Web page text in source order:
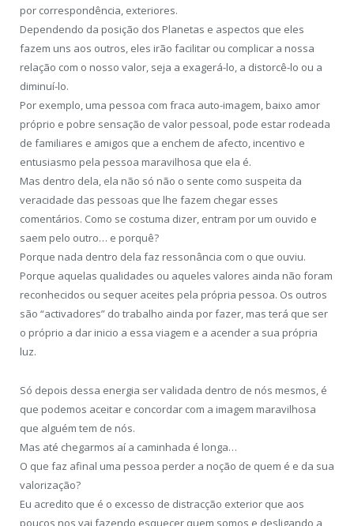
por correspondência, exteriores.
Dependendo da posição dos Planetas e aspectos que eles
fazem uns aos outros, eles irão facilitar ou complicar a nossa
relação com o nosso valor, seja a exagerá-lo, a distorcê-lo ou a
diminuí-lo.
Por exemplo, uma pessoa com fraca auto-imagem, baixo amor
próprio e pobre sensação de valor pessoal, pode estar rodeada
de familiares e amigos que a enchem de afecto, incentivo e
entusiasmo pela pessoa maravilhosa que ela é.
Mas dentro dela, ela não só não o sente como suspeita da
veracidade das pessoas que lhe fazem chegar esses
comentários. Como se costuma dizer, entram por um ouvido e
saem pelo outro… e porquê?
Porque nada dentro dela faz ressonância com o que ouviu.
Porque aquelas qualidades ou aqueles valores ainda não foram
reconhecidos ou sequer aceites pela própria pessoa. Os outros
são “activadores” do trabalho ainda por fazer, mas terá que ser
o próprio a dar inicio a essa viagem e a acender a sua própria
luz.
Só depois dessa energia ser validada dentro de nós mesmos, é
que podemos aceitar e concordar com a imagem maravilhosa
que alguém tem de nós.
Mas até chegarmos aí a caminhada é longa…
O que faz afinal uma pessoa perder a noção de quem é e da sua
valorização?
Eu acredito que é o excesso de distracção exterior que aos
poucos nos vai fazendo esquecer quem somos e desligando a